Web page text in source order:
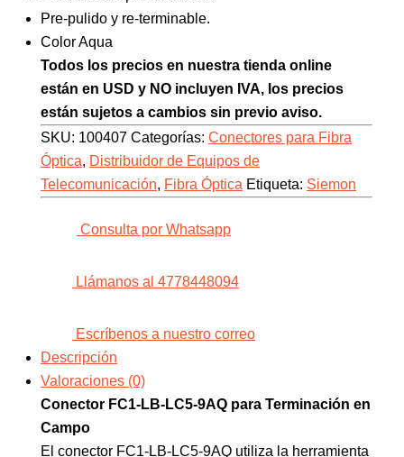
Pre-pulido y re-terminable.
Color Aqua
Todos los precios en nuestra tienda online
están en USD y NO incluyen IVA, los precios
están sujetos a cambios sin previo aviso.
SKU: 100407 Categorías: Conectores para Fibra
Óptica, Distribuidor de Equipos de
Telecomunicación, Fibra Óptica Etiqueta: Siemon
Consulta por Whatsapp
Llámanos al 4778448094
Escríbenos a nuestro correo
Descripción
Valoraciones (0)
Conector FC1-LB-LC5-9AQ para Terminación en
Campo
El conector FC1-LB-LC5-9AQ utiliza la herramienta